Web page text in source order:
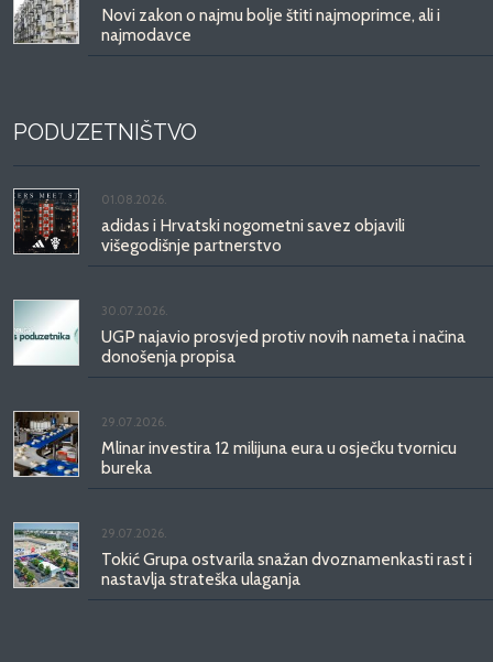
Novi zakon o najmu bolje štiti najmoprimce, ali i
najmodavce
PODUZETNIŠTVO
01.08.2026.
adidas i Hrvatski nogometni savez objavili
višegodišnje partnerstvo
30.07.2026.
UGP najavio prosvjed protiv novih nameta i načina
donošenja propisa
29.07.2026.
Mlinar investira 12 milijuna eura u osječku tvornicu
bureka
29.07.2026.
Tokić Grupa ostvarila snažan dvoznamenkasti rast i
nastavlja strateška ulaganja